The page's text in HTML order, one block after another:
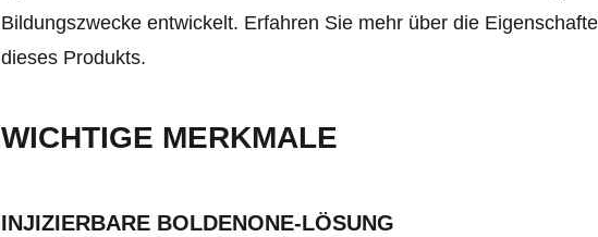
Bildungszwecke entwickelt. Erfahren Sie mehr über die
dieses Produkts.
WICHTIGE MERKMALE
INJIZIERBARE BOLDENONE-LÖSUNG